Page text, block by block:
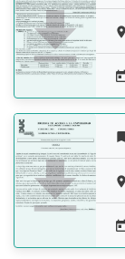
 


